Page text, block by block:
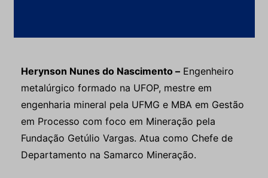
Herynson Nunes do Nascimento – Engenheiro
metalúrgico formado na UFOP, mestre em
engenharia mineral pela UFMG e MBA em Gestão
em Processo com foco em Mineração pela
Fundação Getúlio Vargas. Atua como Chefe de
Departamento na Samarco Mineração.